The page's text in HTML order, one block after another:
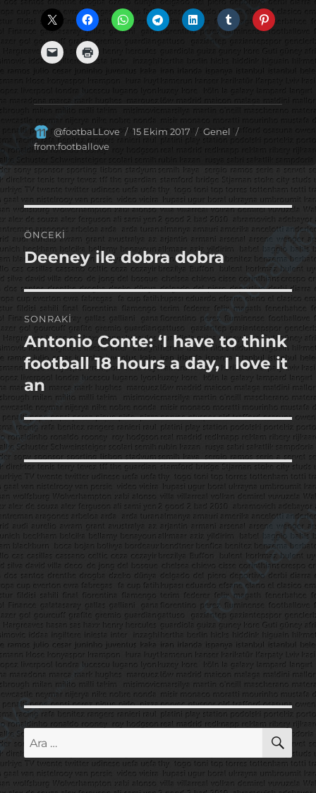
Yazar
@footbaLLove
Yayın
15 Ekim 2017 Kategoriler
Genel
from:footballove
Yazı
gezinmesi
ÖNCEKI
Önceki
yazı:
Deeney ile dobra dobra
SONRAKI
Sonraki
yazı:
Antonio Conte: ‘I have to think
football 18 hours a day, I love it
an
Ara: